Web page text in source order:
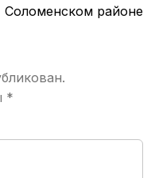
Соломенском районе
*